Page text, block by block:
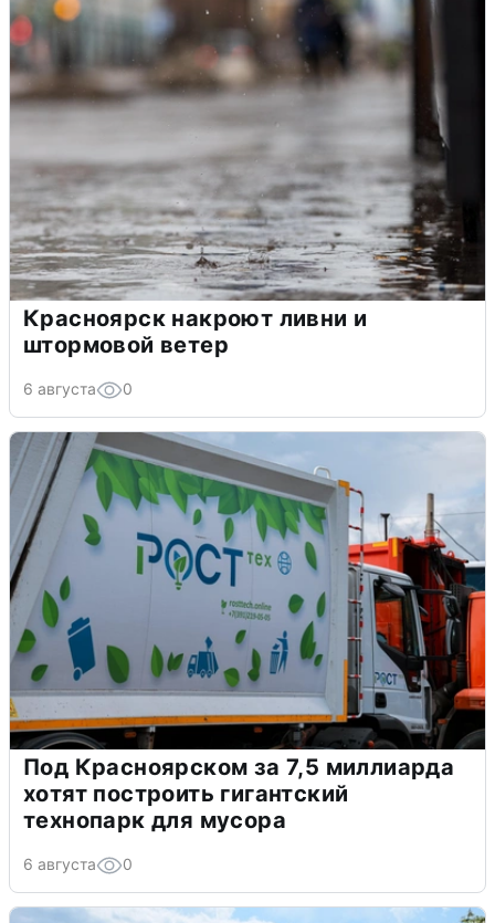
Красноярск накроют ливни и
штормовой ветер
6 августа 0
Под Красноярском за 7,5 миллиарда
хотят построить гигантский
технопарк для мусора
6 августа 0